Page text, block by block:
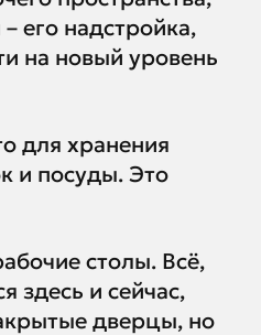
его надстройка,
на новый уровень
для хранения
и посуды. Это
столы. Всё,
здесь и сейчас,
дверцы, но